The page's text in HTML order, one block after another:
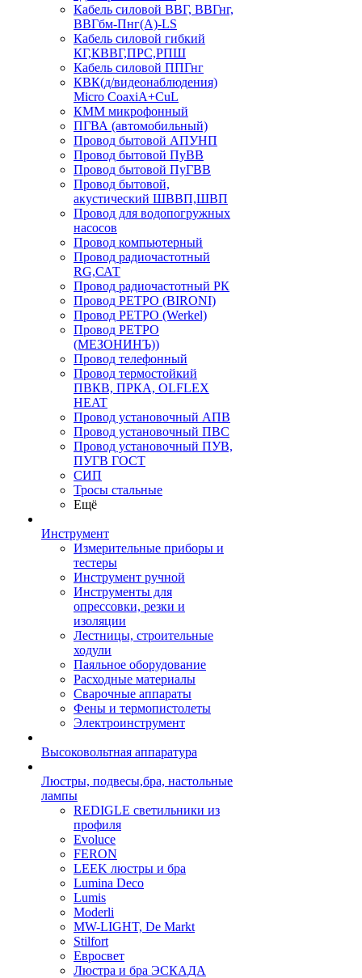
Кабель силовой ВВГ, ВВГнг,
ВВГбм-Пнг(А)-LS
Кабель силовой гибкий
КГ,КВВГ,ПРС,РПШ
Кабель силовой ППГнг
КВК(д/видеонаблюдения)
Micro CoaxiA+CuL
КММ микрофонный
ПГВА (автомобильный)
Провод бытовой АПУНП
Провод бытовой ПуВВ
Провод бытовой ПуГВВ
Провод бытовой,
акустический ШВВП,ШВП
Провод для водопогружных
насосов
Провод компьютерный
Провод радиочастотный
RG,САТ
Провод радиочастотный РК
Провод РЕТРО (BIRONI)
Провод РЕТРО (Werkel)
Провод РЕТРО
(МЕЗОНИНЪ))
Провод телефонный
Провод термостойкий
ПВКВ, ПРКА, OLFLEX
HEAT
Провод установочный АПВ
Провод установочный ПВС
Провод установочный ПУВ,
ПУГВ ГОСТ
СИП
Тросы стальные
Ещё
Инструмент
Измерительные приборы и
тестеры
Инструмент ручной
Инструменты для
опрессовки, резки и
изоляции
Лестницы, строительные
ходули
Паяльное оборудование
Расходные материалы
Сварочные аппараты
Фены и термопистолеты
Электроинструмент
Высоковольтная аппаратура
Люстры, подвесы,бра, настольные
лампы
REDIGLE светильники из
профиля
Evoluce
FERON
LEEK люстры и бра
Lumina Deco
Lumis
Moderli
MW-LIGHT, De Markt
Stilfort
Евросвет
Люстра и бра ЭСКАДА